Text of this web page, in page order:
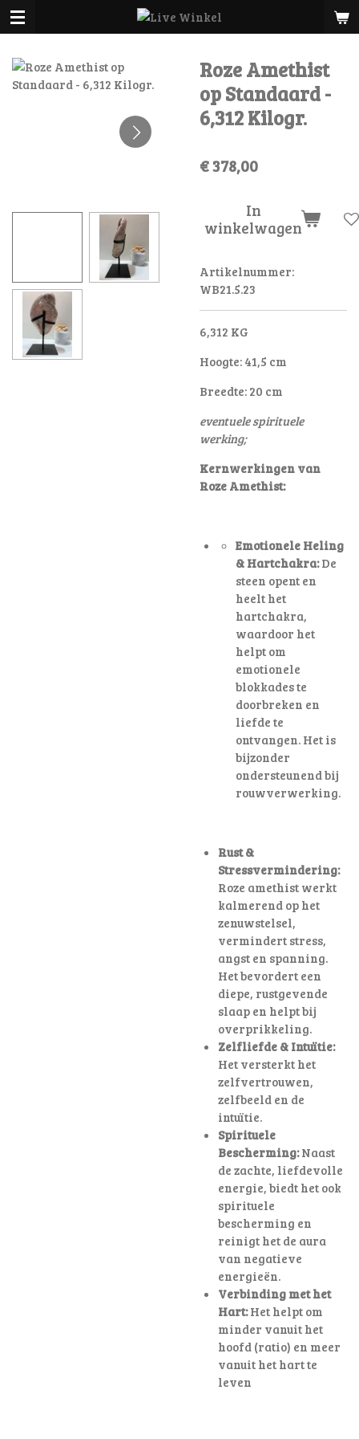
Ga
direct
de
hoofdinhoud
Roze Amethist
op Standaard -
6,312 Kilogr.
€ 378,00
In
winkelwagen
Artikelnummer:
WB21.5.23
6,312 KG
Hoogte: 41,5 cm
Breedte: 20 cm
eventuele spirituele
werking;
Kernwerkingen van
Roze Amethist:
Emotionele Heling
& Hartchakra:De
steen opent en
heelt het
hartchakra,
waardoor het
helpt om
emotionele
blokkades te
doorbreken en
liefde te
ontvangen. Het is
bijzonder
ondersteunend bij
rouwverwerking.
Rust &
Stressvermindering:
Roze amethist werkt
kalmerend op het
zenuwstelsel,
vermindert stress,
angst en spanning.
Het bevordert een
diepe, rustgevende
slaap en helpt bij
overprikkeling.
Zelfliefde & Intuïtie:
Het versterkt het
zelfvertrouwen,
zelfbeeld en de
intuïtie.
Spirituele
Bescherming:Naast
de zachte, liefdevolle
energie, biedt het ook
spirituele
bescherming en
reinigt het de aura
van negatieve
energieën.
Verbinding met het
Hart:Het helpt om
minder vanuit het
hoofd (ratio) en meer
vanuit het hart te
leven